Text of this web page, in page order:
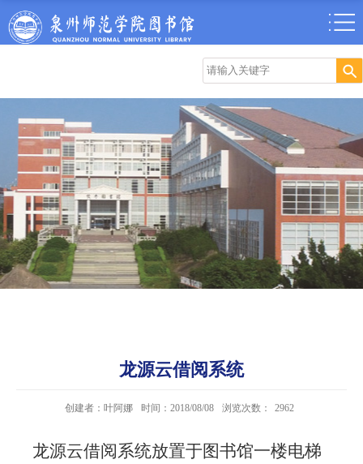
龙源云借阅系统
创建者：叶阿娜 时间：2018/08/08 浏览次数： 2962
龙源云借阅系统放置于图书馆一楼电梯